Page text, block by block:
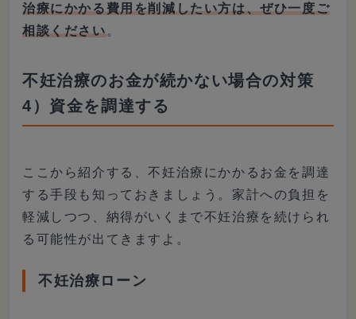
治療にかかる費用を削減したい方は、ぜひ一度ご
相談ください。
不妊治療のお金が続かない場合の対策
4）資金を調達する
ここから紹介する、不妊治療にかかるお金を調達
する手段も知っておきましょう。家計への負担を
軽減しつつ、納得がいくまで不妊治療を続けられ
る可能性が出てきますよ。
不妊治療ローン